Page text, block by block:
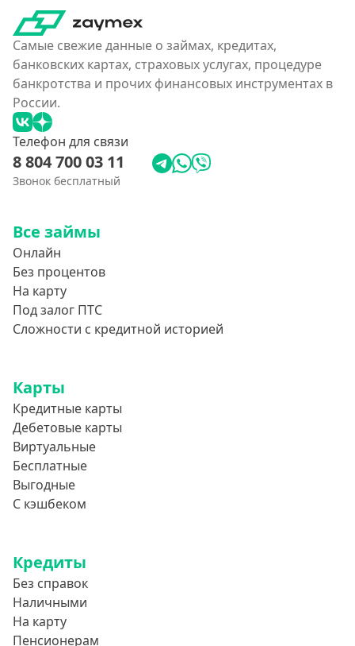
Как еКапуста
Наподобие Займера
Словно Золотая Корона
Привет Сосед
Квику
А-Деньги
Аполлон займ
Веб-Займ
Доброзайм
Деньги на карту мгновенно
Самые свежие данные о займах, кредитах,
банковских картах, страховых услугах, процедуре
банкротства и прочих финансовых инструментах в
России.
Телефон для связи
8 804 700 03 11
Звонок бесплатный
Все займы
Онлайн
Без процентов
На карту
Под залог ПТС
Сложности с кредитной историей
Карты
Кредитные карты
Дебетовые карты
Виртуальные
Бесплатные
Выгодные
С кэшбеком
Кредиты
Без справок
Наличными
На карту
Пенсионерам